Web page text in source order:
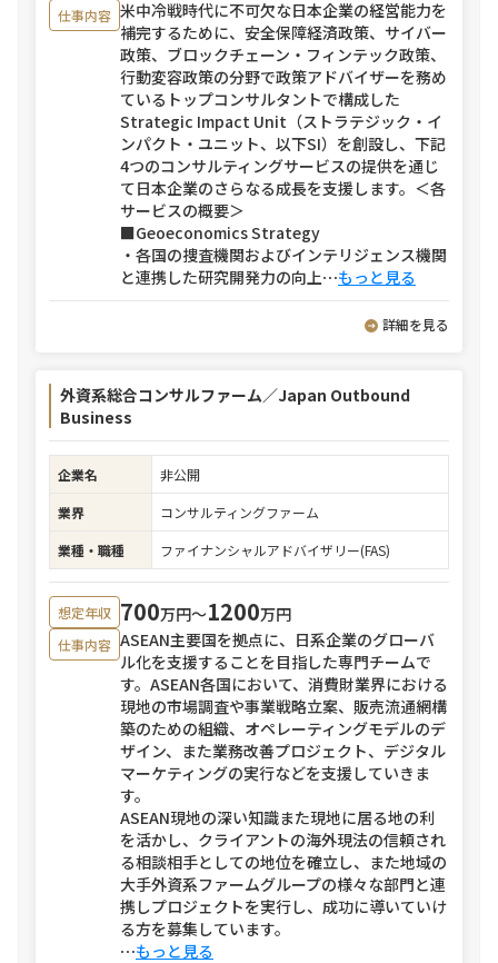
仕事内容 米中冷戦時代に不可欠な日本企業の経営能力を
補完するために、安全保障経済政策、サイバー
政策、ブロックチェーン・フィンテック政策、
行動変容政策の分野で政策アドバイザーを務め
ているトップコンサルタントで構成した
Strategic Impact Unit（ストラテジック・イ
ンパクト・ユニット、以下SI）を創設し、下記
4つのコンサルティングサービスの提供を通じ
て日本企業のさらなる成長を支援します。＜各
サービスの概要＞
■Geoeconomics Strategy
・各国の捜査機関およびインテリジェンス機関
と連携した研究開発力の向上⋯もっと見る
詳細を見る
外資系総合コンサルファーム／Japan Outbound
Business
企業名
非公開
業界
コンサルティングファーム
業種・職種
ファイナンシャルアドバイザリー(FAS)
想定年収 700万円〜1200万円
仕事内容 ASEAN主要国を拠点に、日系企業のグローバ
ル化を支援することを目指した専門チームで
す。ASEAN各国において、消費財業界における
現地の市場調査や事業戦略立案、販売流通網構
築のための組織、オペレーティングモデルのデ
ザイン、また業務改善プロジェクト、デジタル
マーケティングの実行などを支援していきま
す。
ASEAN現地の深い知識また現地に居る地の利
を活かし、クライアントの海外現法の信頼され
る相談相手としての地位を確立し、また地域の
大手外資系ファームグループの様々な部門と連
携しプロジェクトを実行し、成功に導いていけ
る方を募集しています。
⋯もっと見る